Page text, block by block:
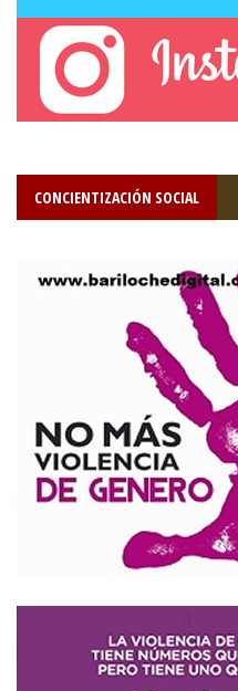
CONCIENTIZACIÓN SOCIAL